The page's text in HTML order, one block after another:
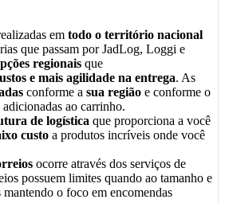
em todo o território nacional
que passam por JadLog, Loggi e
regionais que
e mais agilidade na entrega. As
conforme a sua região e conforme o
ao carrinho.
de logística que proporciona a você
custo a produtos incríveis onde você
ocorre através dos serviços de
possuem limites quando ao tamanho e
mantendo o foco em encomendas